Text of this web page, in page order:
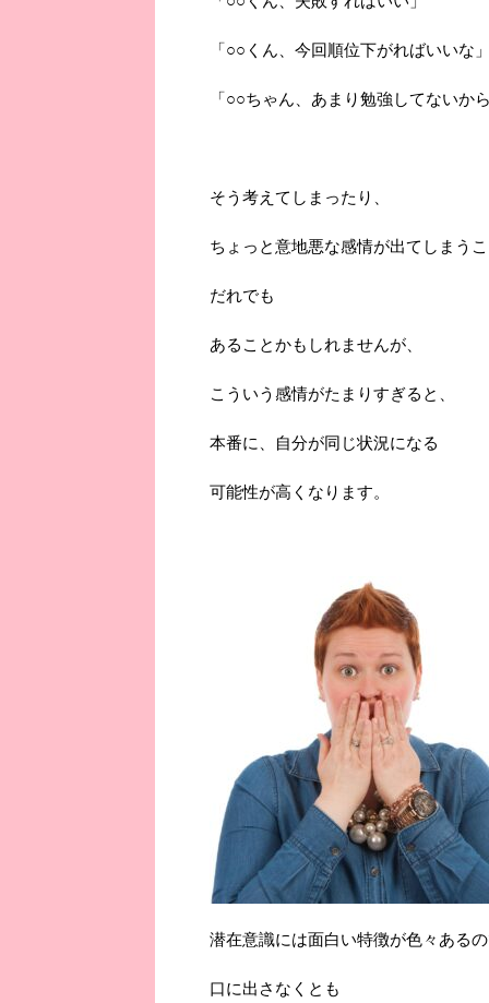
「○○くん、今回順位下がればいいな
「○○ちゃん、あまり勉強してないか
そう考えてしまったり、
ちょっと意地悪な感情が出てしまう
だれでも
あることかもしれませんが、
こういう感情がたまりすぎると、
本番に、自分が同じ状況になる
可能性が高くなります。
潜在意識には面白い特徴が色々ある
口に出さなくとも